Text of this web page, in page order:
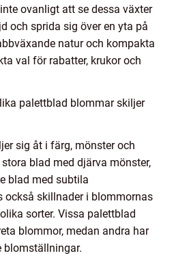
ovanligt att se dessa växter
och sprida sig över en yta på
natur och kompakta
val för rabatter, krukor och
palettblad blommar skiljer
sig åt i färg, mönster och
blad med djärva mönster,
blad med subtila
också skillnader i blommornas
sorter. Vissa palettblad
blommor, medan andra har
blomställningar.